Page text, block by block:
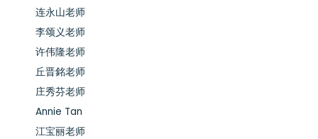
连永山老师
李颂义老师
许伟隆老师
丘晋銘老师
庄秀芬老师
Annie Tan
江宝丽老师